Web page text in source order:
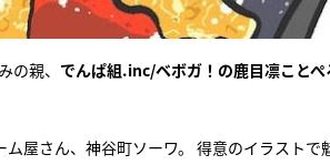
親、 でんぱ組.inc/ベボガ！の鹿目凛ことぺ
屋さん、神谷町ソーワ。 得意のイラストで